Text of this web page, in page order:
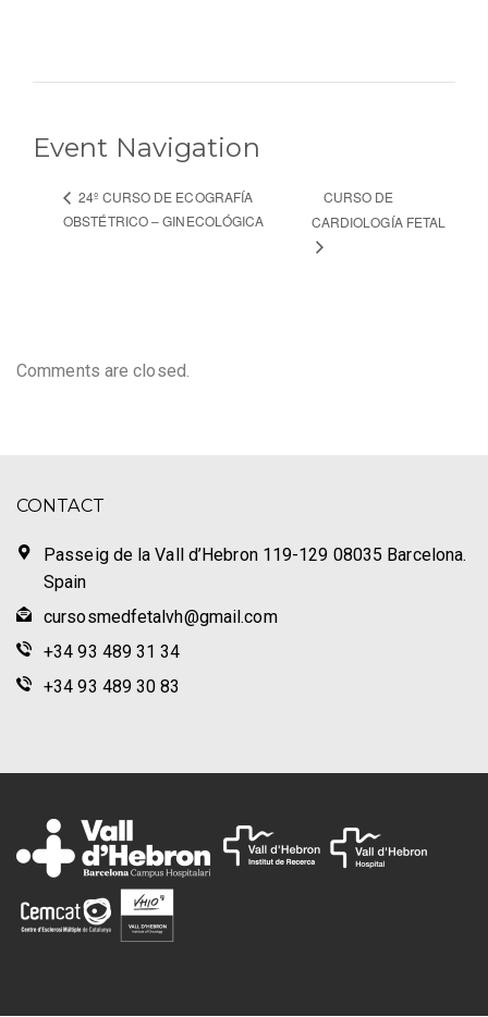
Event Navigation
24º CURSO DE ECOGRAFÍA
OBSTÉTRICO – GINECOLÓGICA
CURSO DE
CARDIOLOGÍA FETAL
Comments are closed.
CONTACT
Passeig de la Vall d’Hebron 119-129 08035 Barcelona.
Spain
cursosmedfetalvh@gmail.com
+34 93 489 31 34
+34 93 489 30 83